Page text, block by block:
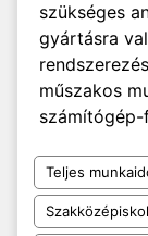
szükséges
gyártásra
műszakos
számítógép-
Teljes